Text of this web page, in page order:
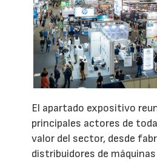
El apartado expositivo
principales actores de
valor del sector, desde
distribuidores de